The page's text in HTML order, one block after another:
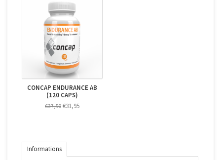
CONCAP ENDURANCE AB
(120 CAPS)
€37,50 €31,95
Informations